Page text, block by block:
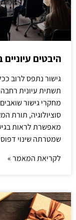
היבטים
גישור נתפס לרוב
תשתית עיונית
מחקרי גישור
סוציולוגיה, תורת
מאפשרת לראות
שמטרתה שינוי
לקריאת המאמר »